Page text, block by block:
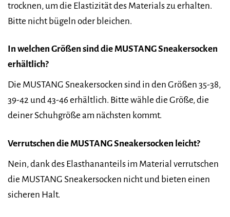
trocknen, um die Elastizität des Materials zu erhalten.
Bitte nicht bügeln oder bleichen.
In welchen Größen sind die MUSTANG Sneakersocken
erhältlich?
Die MUSTANG Sneakersocken sind in den Größen 35-38,
39-42 und 43-46 erhältlich. Bitte wähle die Größe, die
deiner Schuhgröße am nächsten kommt.
Verrutschen die MUSTANG Sneakersocken leicht?
Nein, dank des Elasthananteils im Material verrutschen
die MUSTANG Sneakersocken nicht und bieten einen
sicheren Halt.